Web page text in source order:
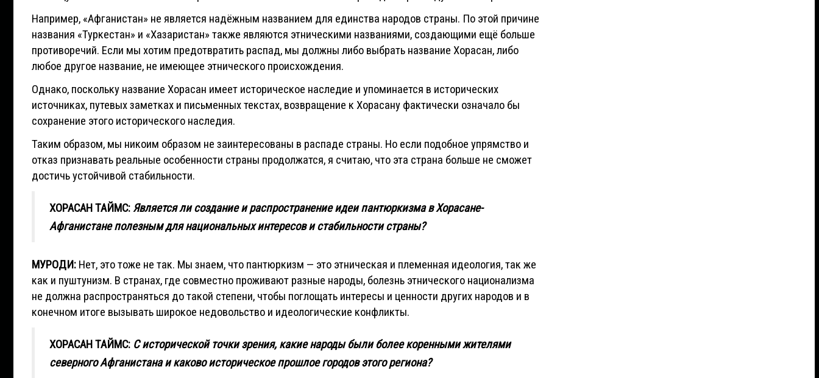
Например, «Афганистан» не является надёжным названием для единства народов страны. По этой причине
названия «Туркестан» и «Хазаристан» также являются этническими названиями, создающими ещё больше
противоречий. Если мы хотим предотвратить распад, мы должны либо выбрать название Хорасан, либо
любое другое название, не имеющее этнического происхождения.
Однако, поскольку название Хорасан имеет историческое наследие и упоминается в исторических
источниках, путевых заметках и письменных текстах, возвращение к Хорасану фактически означало бы
сохранение этого исторического наследия.
Таким образом, мы никоим образом не заинтересованы в распаде страны. Но если подобное упрямство и
отказ признавать реальные особенности страны продолжатся, я считаю, что эта страна больше не сможет
достичь устойчивой стабильности.
ХОРАСАН ТАЙМС:Является ли создание и распространение идеи пантюркизма в Хорасане-
Афганистане полезным для национальных интересов и стабильности страны?
МУРОДИ: Нет, это тоже не так. Мы знаем, что пантюркизм — это этническая и племенная идеология, так же
как и пуштунизм. В странах, где совместно проживают разные народы, болезнь этнического национализма
не должна распространяться до такой степени, чтобы поглощать интересы и ценности других народов и в
конечном итоге вызывать широкое недовольство и идеологические конфликты.
ХОРАСАН ТАЙМС: С исторической точки зрения, какие народы были более коренными жителями
северного Афганистана и каково историческое прошлое городов этого региона?